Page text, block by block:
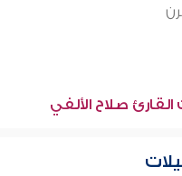
صلاح الألفي